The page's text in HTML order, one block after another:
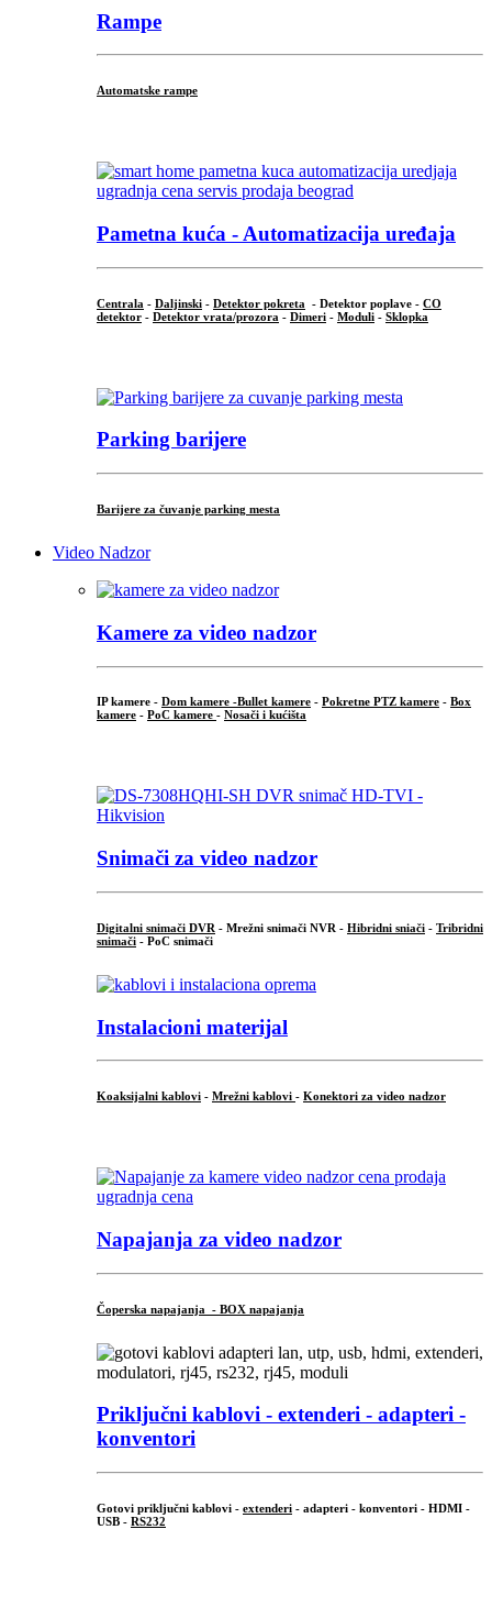
Rampe
Automatske rampe
Pametna kuća - Automatizacija uređaja
Centrala - Daljinski - Detektor pokreta - Detektor poplave - CO
detektor - Detektor vrata/prozora - Dimeri - Moduli - Sklopka
Parking barijere
Barijere za čuvanje parking mesta
Video Nadzor
Kamere za video nadzor
IP kamere - Dom kamere -Bullet kamere - Pokretne PTZ kamere - Box
kamere - PoC kamere - Nosači i kućišta
Snimači za video nadzor
Digitalni snimači DVR - Mrežni snimači NVR - Hibridni sniači - Tribridni
snimači - PoC snimači
Instalacioni materijal
Koaksijalni kablovi - Mrežni kablovi - Konektori za video nadzor
Napajanja za video nadzor
Čoperska napajanja - BOX napajanja
Priključni kablovi - extenderi - adapteri -
konventori
Gotovi priključni kablovi - extenderi - adapteri - konventori - HDMI -
USB - RS232